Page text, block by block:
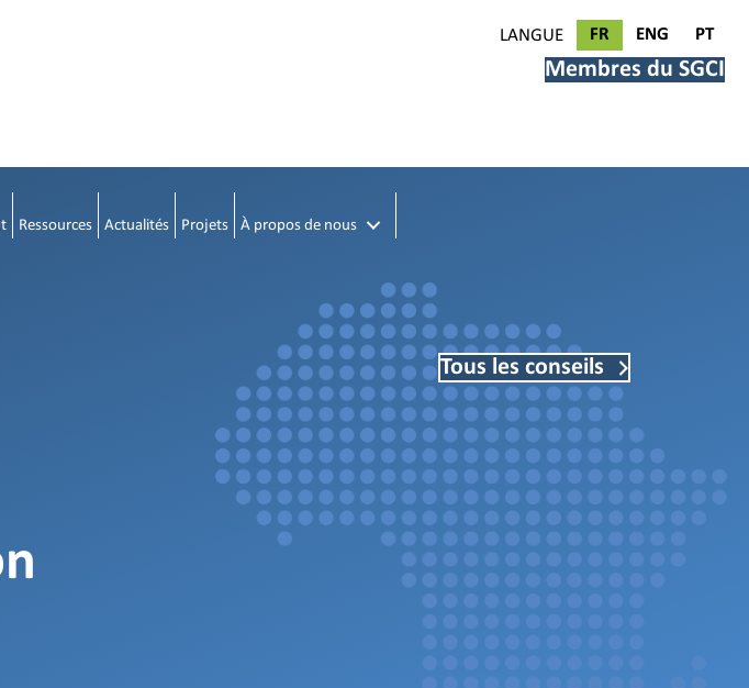
LANGUE FR ENG PT
Membres du SGCI
Ressources Actualités Projets À propos de nous
Tous les conseils